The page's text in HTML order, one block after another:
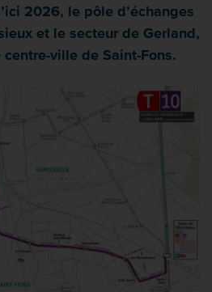
2026, le pôle d’échanges
et le secteur de Gerland,
ville de Saint-Fons.